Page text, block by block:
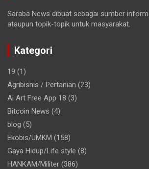
Saraba News dibuat sebagai sumber
ataupun topik-topik untuk masyarakat.
Kategori
19 (1)
Agribisnis / Pertanian (23)
Ai Art Free App 18 (3)
Bitcoin News (4)
blog (5)
Ekobis/UMKM (158)
Gaya Hidup/Life style (8)
HANKAM/Militer (386)